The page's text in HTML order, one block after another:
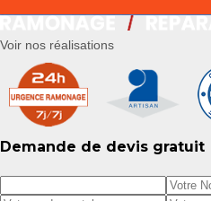
Voir nos réalisations
Demande de devis gratuit